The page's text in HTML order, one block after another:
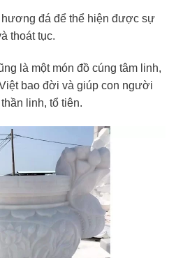
đá để thể hiện được sự
thoát tục.
là một món đồ cúng tâm linh,
bao đời và giúp con người
linh, tổ tiên.